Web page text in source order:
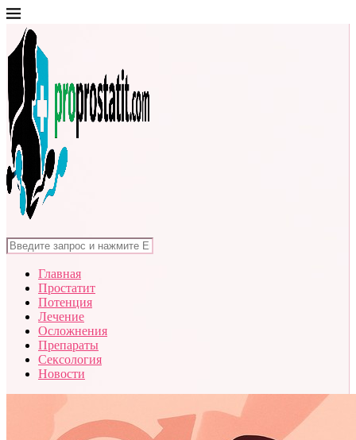
Главная
Простатит
Потенция
Лечение
Осложнения
Препараты
Сексология
Новости